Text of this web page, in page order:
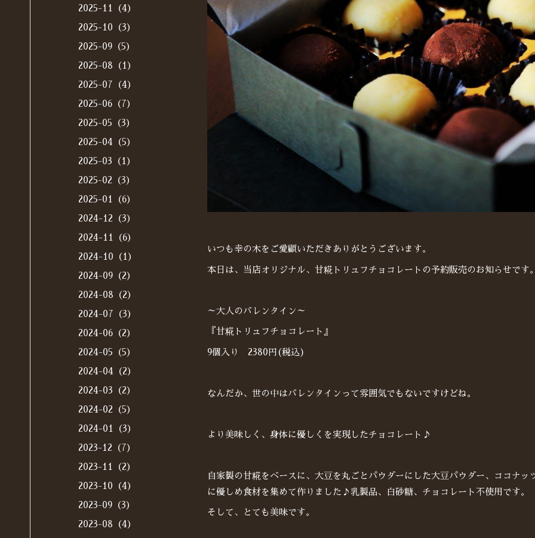
いつも幸の木をご愛顧いただきありがとうございます。
本日は、当店オリジナル、甘糀トリュフチョコレートの予約販売のお知らせです
～大人のバレンタイン～
『甘糀トリュフチョコレート』
9個入り 2380円(税込)
なんだか、世の中はバレンタインって雰囲気でもないですけどね。
より美味しく、身体に優しくを実現したチョコレート♪
自家製の甘糀をベースに、大豆を丸ごとパウダーにした大豆パウダー、ココナ
に優しめ食材を集めて作りました♪乳製品、白砂糖、チョコレート不使用です。
そして、とても美味です。
2025-11（4）
2025-10（3）
2025-09（5）
2025-08（1）
2025-07（4）
2025-06（7）
2025-05（3）
2025-04（5）
2025-03（1）
2025-02（3）
2025-01（6）
2024-12（3）
2024-11（6）
2024-10（1）
2024-09（2）
2024-08（2）
2024-07（3）
2024-06（2）
2024-05（5）
2024-04（2）
2024-03（2）
2024-02（5）
2024-01（3）
2023-12（7）
2023-11（2）
2023-10（4）
2023-09（3）
2023-08（4）